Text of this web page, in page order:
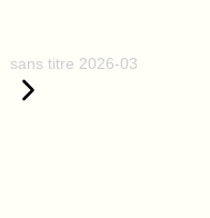
sans titre 2026-03